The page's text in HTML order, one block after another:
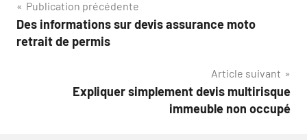
Navigation
de
Publication précédente
Des informations sur devis assurance moto
retrait de permis
Article suivant
Expliquer simplement devis multirisque
immeuble non occupé